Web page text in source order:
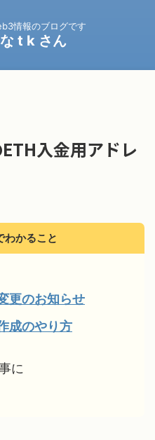
情報のブログです
t k さん
入金用アドレ
わかること
更のお知らせ
成のやり方
に